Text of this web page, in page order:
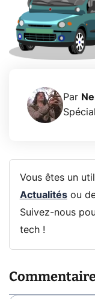
Par
Vous êtes un
Actualitésou
Suivez-nous
tech !